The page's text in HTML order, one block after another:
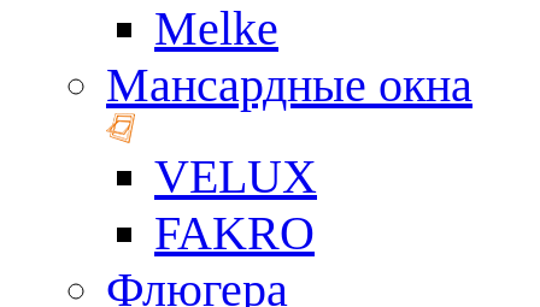
Melke
Мансардные окна
VELUX
FAKRO
Флюгера